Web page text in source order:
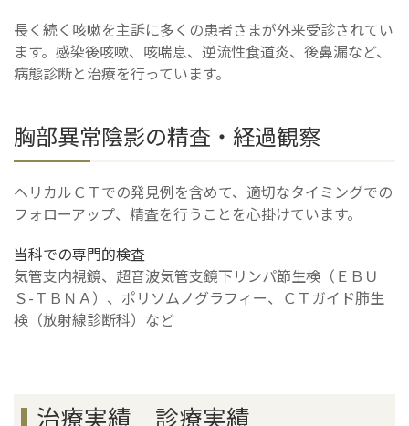
長く続く咳嗽を主訴に多くの患者さまが外来受診されてい
ます。感染後咳嗽、咳喘息、逆流性食道炎、後鼻漏など、
病態診断と治療を行っています。
胸部異常陰影の精査・経過観察
ヘリカルＣＴでの発見例を含めて、適切なタイミングでの
フォローアップ、精査を行うことを心掛けています。
当科での専門的検査
気管支内視鏡、超音波気管支鏡下リンパ節生検（ＥＢＵ
Ｓ-ＴＢＮＡ）、ポリソムノグラフィー、ＣＴガイド肺生
検（放射線診断科）など
治療実績 診療実績